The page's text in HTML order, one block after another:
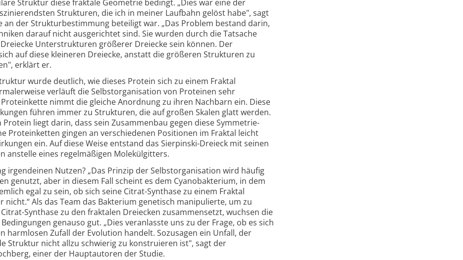
Struktur diese fraktale Geometrie bedingt. „Dies war eine der
Strukturen, die ich in meiner Laufbahn gelöst habe", sagt
an der Strukturbestimmung beteiligt war. „Das Problem bestand darin,
darauf nicht ausgerichtet sind. Sie wurden durch die Tatsache
Unterstrukturen größerer Dreiecke sein können. Der
auf diese kleineren Dreiecke, anstatt die größeren Strukturen zu
erklärt er.
wurde deutlich, wie dieses Protein sich zu einem Fraktal
verläuft die Selbstorganisation von Proteinen sehr
nimmt die gleiche Anordnung zu ihren Nachbarn ein. Diese
führen immer zu Strukturen, die auf großen Skalen glatt werden.
liegt darin, dass sein Zusammenbau gegen diese Symmetrie-
Proteinketten gingen an verschiedenen Positionen im Fraktal leicht
ein. Auf diese Weise entstand das Sierpinski-Dreieck mit seinen
anstelle eines regelmäßigen Molekülgitters.
irgendeinen Nutzen? „Das Prinzip der Selbstorganisation wird häufig
genutzt, aber in diesem Fall scheint es dem Cyanobakterium, in dem
egal zu sein, ob sich seine Citrat-Synthase zu einem Fraktal
nicht.“ Als das Team das Bakterium genetisch manipulierte, um zu
Synthase zu den fraktalen Dreiecken zusammensetzt, wuchsen die
genauso gut. „Dies veranlasste uns zu der Frage, ob es sich
harmlosen Zufall der Evolution handelt. Sozusagen ein Unfall, der
Struktur nicht allzu schwierig zu konstruieren ist", sagt der
einer der Hauptautoren der Studie.